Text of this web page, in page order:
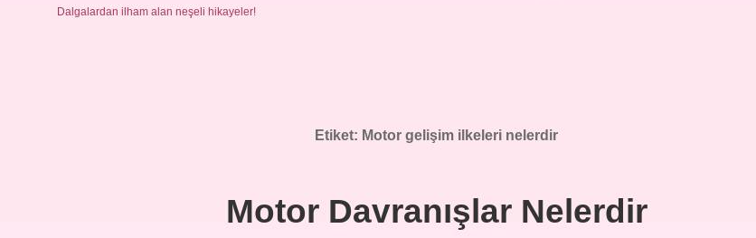
Dalgalardan ilham alan neşeli hikayeler!
Etiket: Motor gelişim ilkeleri nelerdir
Motor Davranışlar Nelerdir